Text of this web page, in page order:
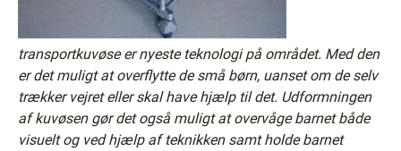
transportkuvøse er nyeste teknologi på området. Med den
er det muligt at overflytte de små børn, uanset om de selv
trækker vejret eller skal have hjælp til det. Udformningen
af kuvøsen gør det også muligt at overvåge barnet både
visuelt og ved hjælp af teknikken samt holde barnet